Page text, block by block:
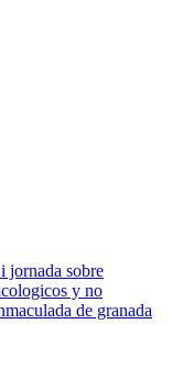
jornada sobre
y no
de granada